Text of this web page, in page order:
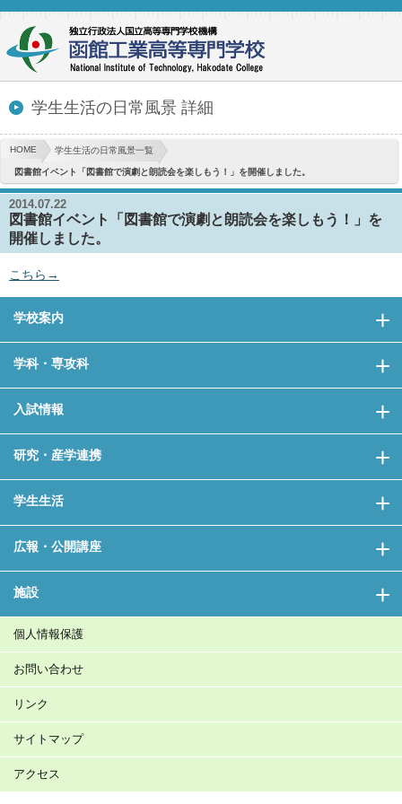
学生生活の日常風景 詳細
HOME 学生生活の日常風景一覧
図書館イベント「図書館で演劇と朗読会を楽しもう！」を開催しました。
2014.07.22
図書館イベント「図書館で演劇と朗読会を楽しもう！」を
開催しました。
こちら→
学校案内
学科・専攻科
入試情報
研究・産学連携
学生生活
広報・公開講座
施設
個人情報保護
お問い合わせ
リンク
サイトマップ
アクセス